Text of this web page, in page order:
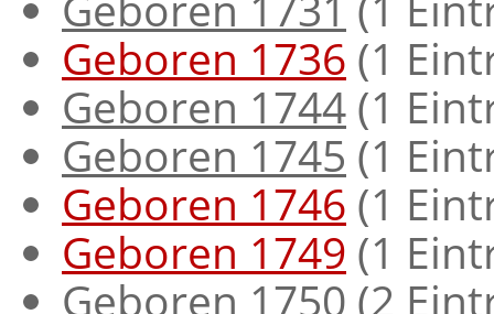
Geboren 1736 (1
Geboren 1744 (1
Geboren 1745 (1
Geboren 1746 (1
Geboren 1749 (1
Geboren 1750 (2